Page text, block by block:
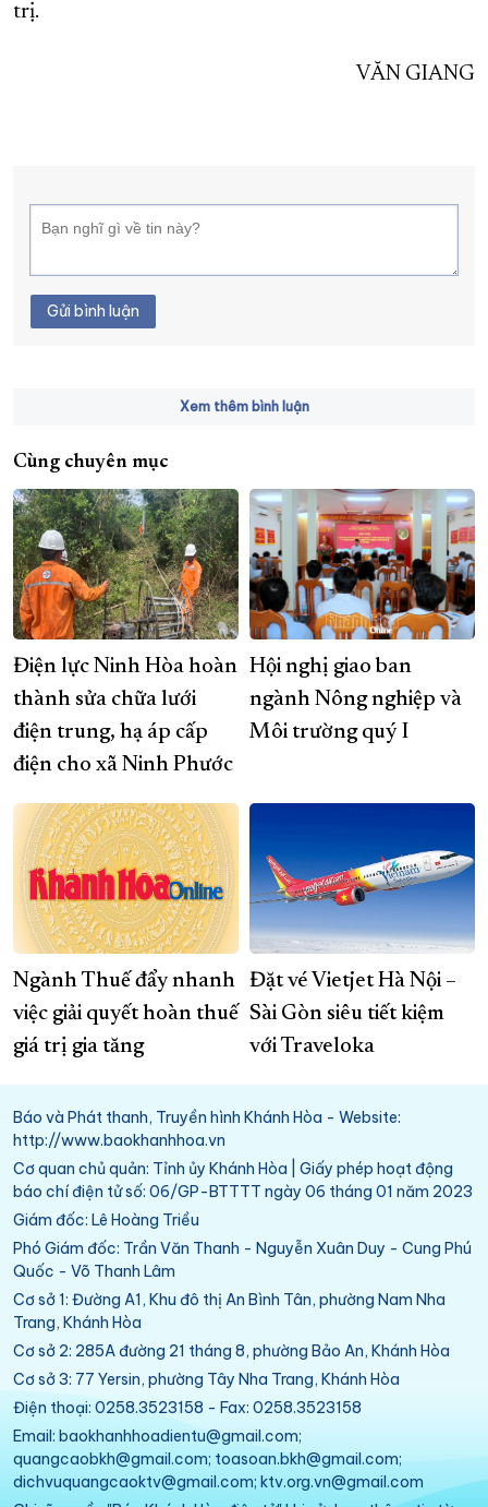
trị.
VĂN GIANG
Gửi bình luận
Xem thêm bình luận
Cùng chuyên mục
Điện lực Ninh Hòa hoàn
thành sửa chữa lưới
điện trung, hạ áp cấp
điện cho xã Ninh Phước
Hội nghị giao ban
ngành Nông nghiệp và
Môi trường quý I
Ngành Thuế đẩy nhanh
việc giải quyết hoàn thuế
giá trị gia tăng
Đặt vé Vietjet Hà Nội –
Sài Gòn siêu tiết kiệm
với Traveloka
Báo và Phát thanh, Truyền hình Khánh Hòa - Website:
http://www.baokhanhhoa.vn
Cơ quan chủ quản: Tỉnh ủy Khánh Hòa | Giấy phép hoạt động
báo chí điện tử số: 06/GP-BTTTT ngày 06 tháng 01 năm 2023
Giám đốc: Lê Hoàng Triều
Phó Giám đốc: Trần Văn Thanh - Nguyễn Xuân Duy - Cung Phú
Quốc - Võ Thanh Lâm
Cơ sở 1: Đường A1, Khu đô thị An Bình Tân, phường Nam Nha
Trang, Khánh Hòa
Cơ sở 2: 285A đường 21 tháng 8, phường Bảo An, Khánh Hòa
Cơ sở 3: 77 Yersin, phường Tây Nha Trang, Khánh Hòa
Điện thoại: 0258.3523158 - Fax: 0258.3523158
Email: baokhanhhoadientu@gmail.com;
quangcaobkh@gmail.com; toasoan.bkh@gmail.com;
dichvuquangcaoktv@gmail.com; ktv.org.vn@gmail.com